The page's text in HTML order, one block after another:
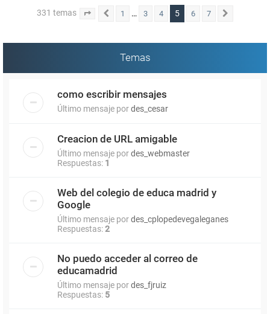
331 temas Página 5de7
Anterior
1 … 3 4 5 6 7
Temas
como escribir mensajes
Último mensaje pordes_cesar
Creacion de URL amigable
Último mensaje pordes_webmaster
Respuestas: 1
Web del colegio de educa madrid y
Google
Último mensaje pordes_cplopedevegaleganes
Respuestas:2
No puedo acceder al correo de
educamadrid
Último mensaje pordes_fjruiz
Respuestas: 5